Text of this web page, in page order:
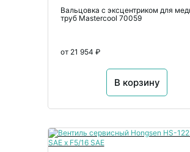
Вальцовка с эксцентриком для
труб Mastercool 70059
от 21 954 ₽
В корзину